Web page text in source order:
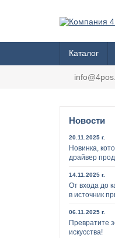
Каталог
Новости
20.11.2025 г.
Новинка,
драйвер
14.11.2025 г.
От входа до
в источник
06.11.2025 г.
Превратите
искусства!